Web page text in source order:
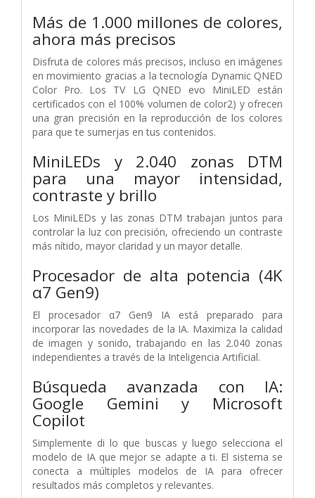
Más de 1.000 millones de colores,
ahora más precisos
Disfruta de colores más precisos, incluso en imágenes
en movimiento gracias a la tecnología Dynamic QNED
Color Pro. Los TV LG QNED evo MiniLED están
certificados con el 100% volumen de color2) y ofrecen
una gran precisión en la reproducción de los colores
para que te sumerjas en tus contenidos.
MiniLEDs y 2.040 zonas DTM
para una mayor intensidad,
contraste y brillo
Los MiniLEDs y las zonas DTM trabajan juntos para
controlar la luz con precisión, ofreciendo un contraste
más nítido, mayor claridad y un mayor detalle.
Procesador de alta potencia (4K
α7 Gen9)
El procesador α7 Gen9 IA está preparado para
incorporar las novedades de la IA. Maximiza la calidad
de imagen y sonido, trabajando en las 2.040 zonas
independientes a través de la Inteligencia Artificial.
Búsqueda avanzada con IA:
Google Gemini y Microsoft
Copilot
Simplemente di lo que buscas y luego selecciona el
modelo de IA que mejor se adapte a ti. El sistema se
conecta a múltiples modelos de IA para ofrecer
resultados más completos y relevantes.